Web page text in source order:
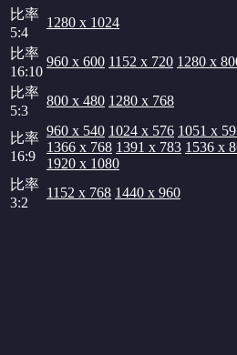
比率
5:4
1280 x 1024
比率
16:10
960 x 600 1152 x 720 1280 x
比率
5:3
800 x 480 1280 x 768
比率
16:9
960 x 540 1024 x 576 1051 x
1366 x 768 1391 x 783 1536 x
1920 x 1080
比率
3:2
1152 x 768 1440 x 960